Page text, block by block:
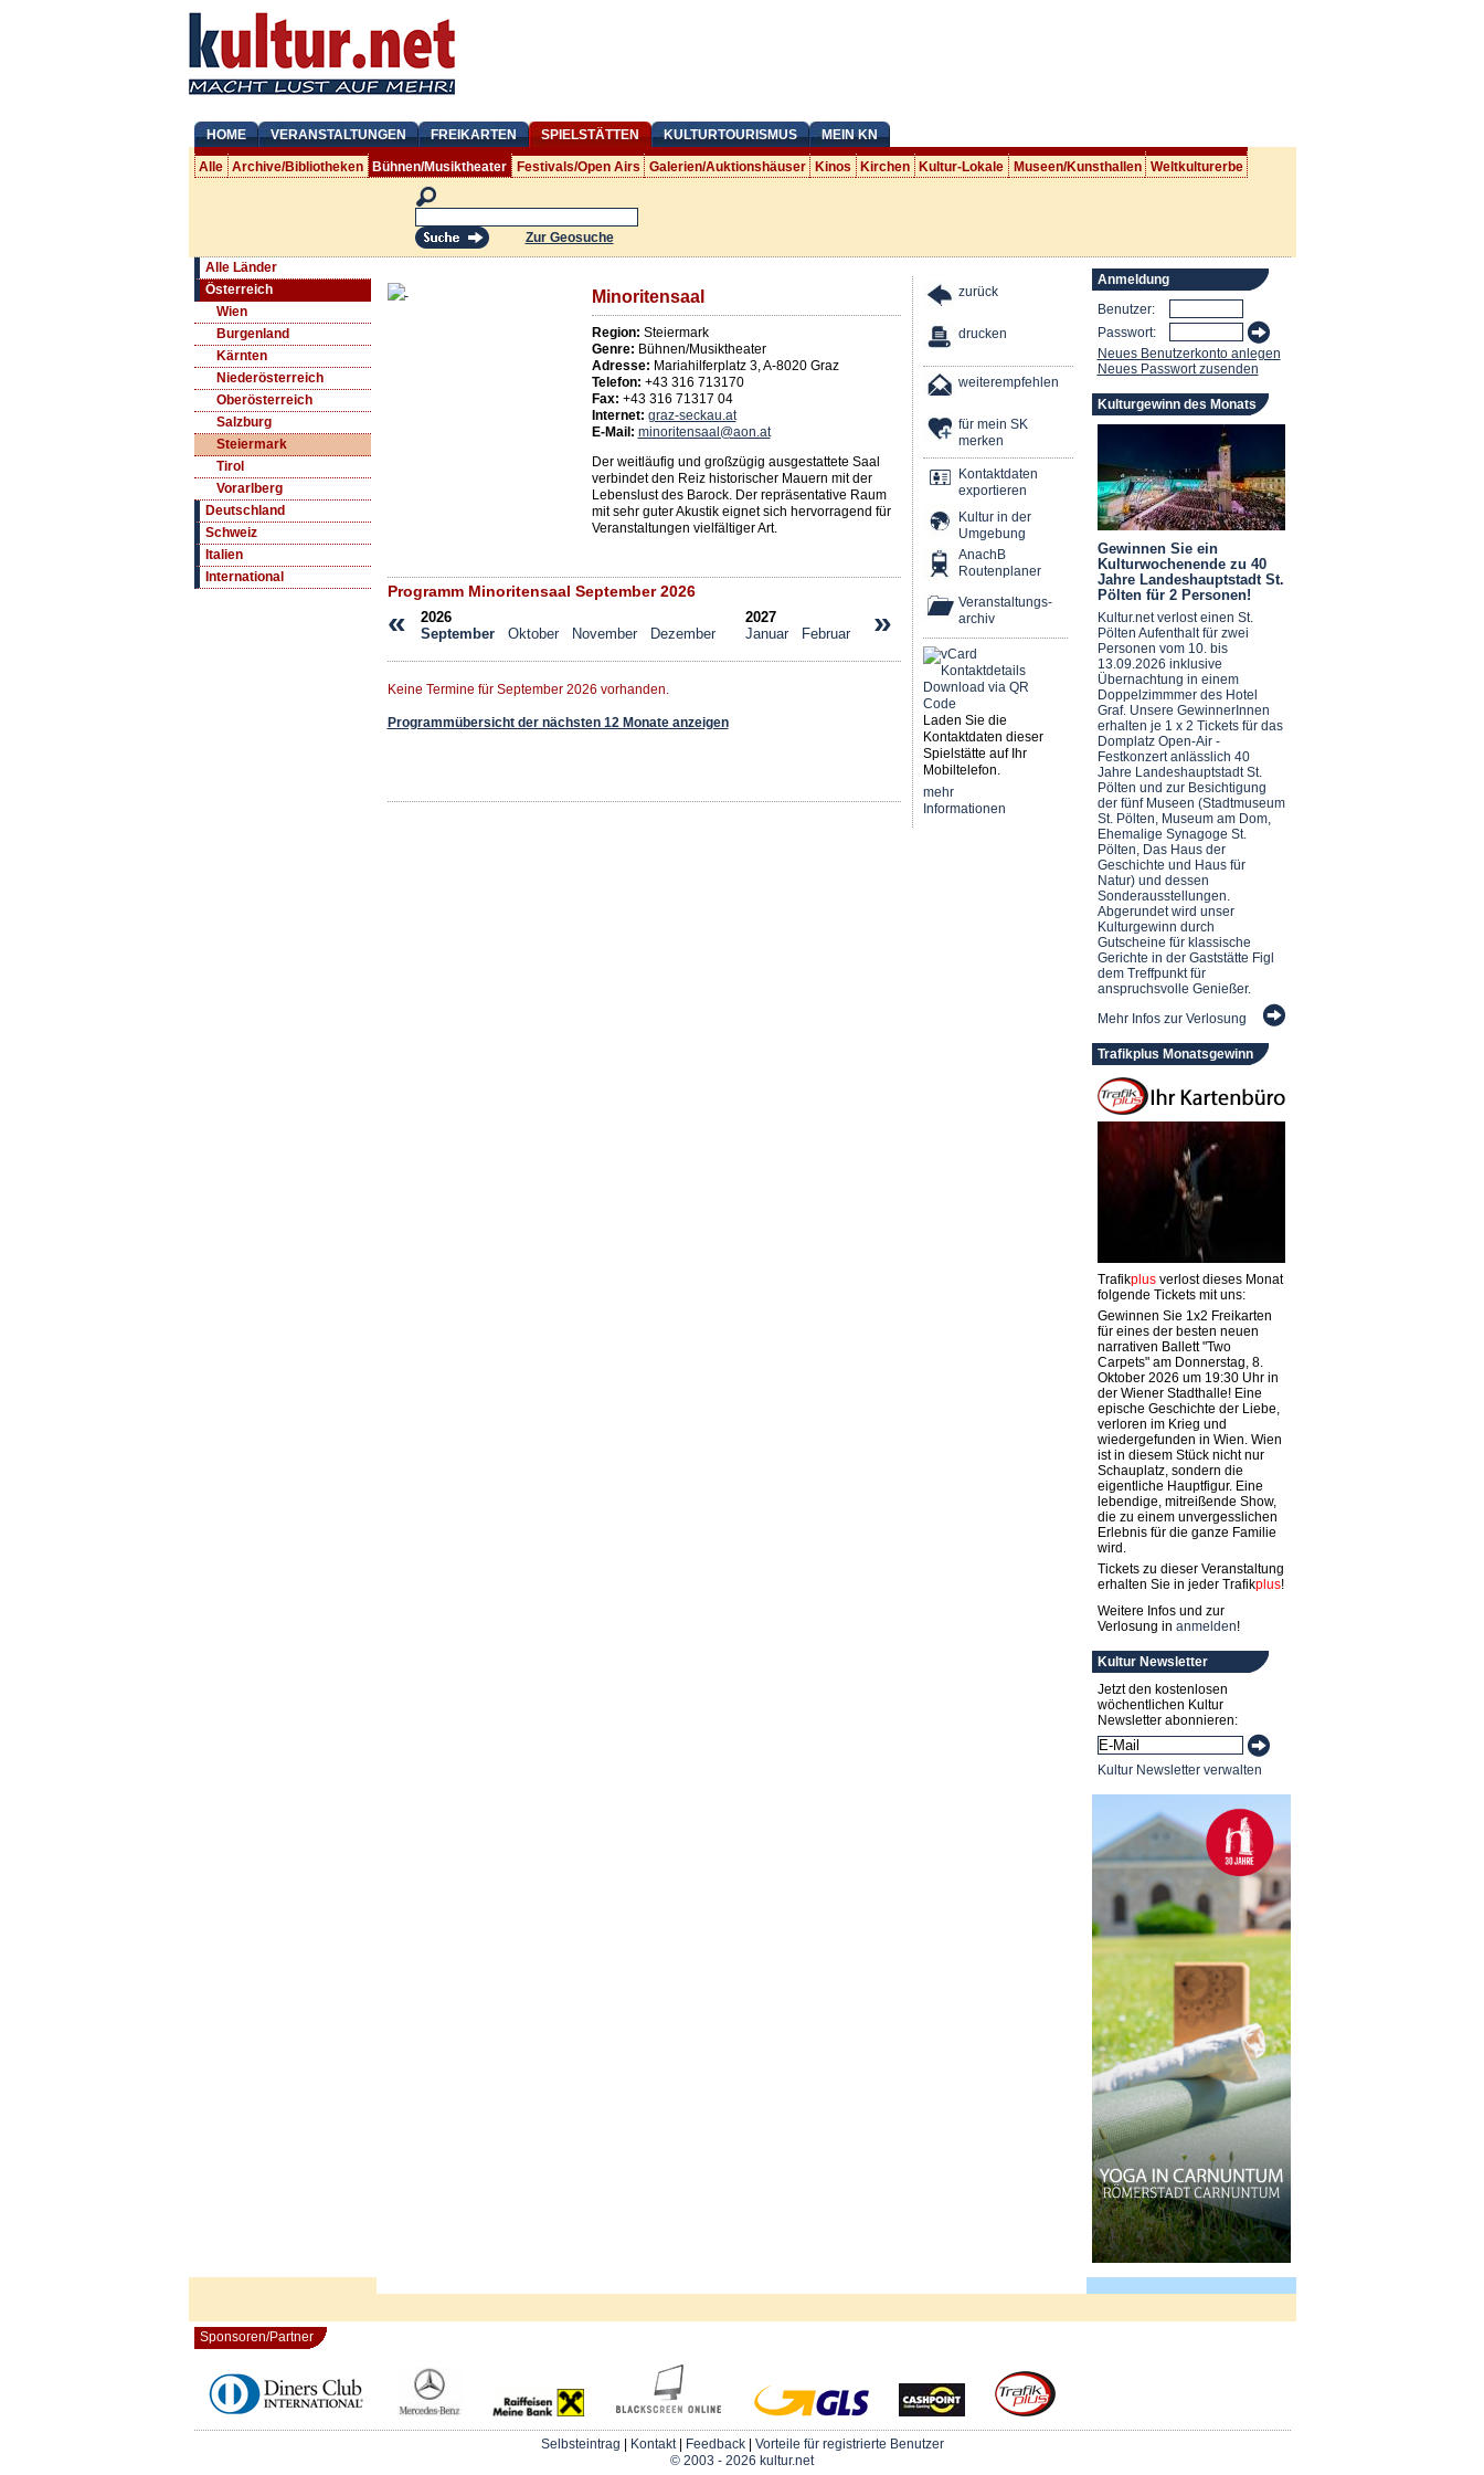
HOME VERANSTALTUNGEN FREIKARTEN SPIELSTÄTTEN KULTURTOURISMUS MEIN KN
Alle Archive/Bibliotheken Bühnen/Musiktheater Festivals/Open Airs Galerien/Auktionshäuser Kinos Kirchen Kultur-Lokale Museen/Kunsthallen Weltkulturerbe
Zur Geosuche
Alle Länder
Österreich
Wien
Burgenland
Kärnten
Niederösterreich
Oberösterreich
Salzburg
Steiermark
Tirol
Vorarlberg
Deutschland
Schweiz
Italien
International
Minoritensaal
Region: Steiermark
Genre: Bühnen/Musiktheater
Adresse: Mariahilferplatz 3,A-8020 Graz
Telefon: +43 316 713170
Fax: +43 316 71317 04
Internet: graz-seckau.at
E-Mail: minoritensaal@aon.at
Der weitläufig und großzügig ausgestattete Saal
verbindet den Reiz historischer Mauern mit der
Lebenslust des Barock. Der repräsentative Raum
mit sehr guter Akustik eignet sich hervorragend für
Veranstaltungen vielfältiger Art.
Programm Minoritensaal September 2026
« »
2026
September
Oktober November Dezember
2027
Januar
Februar
Keine Termine für September 2026 vorhanden.
Programmübersicht der nächsten 12 Monate anzeigen
zurück
drucken
weiterempfehlen
für mein SK
merken
Kontaktdaten
exportieren
Kultur in der
Umgebung
AnachB
Routenplaner
Veranstaltungs-
archiv
Laden Sie die
Kontaktdaten dieser
Spielstätte auf Ihr
Mobiltelefon.
mehr
Informationen
Anmeldung
Benutzer:
Passwort:
Neues Benutzerkonto anlegen
Neues Passwort zusenden
Kulturgewinn des Monats
Gewinnen Sie ein
Kulturwochenende zu 40
Jahre Landeshauptstadt St.
Pölten für 2 Personen!
Kultur.net verlost einen St.
Pölten Aufenthalt für zwei
Personen vom 10. bis
13.09.2026 inklusive
Übernachtung in einem
Doppelzimmmer des Hotel
Graf. Unsere GewinnerInnen
erhalten je 1 x 2 Tickets für das
Domplatz Open-Air -
Festkonzert anlässlich 40
Jahre Landeshauptstadt St.
Pölten und zur Besichtigung
der fünf Museen (Stadtmuseum
St. Pölten, Museum am Dom,
Ehemalige Synagoge St.
Pölten, Das Haus der
Geschichte und Haus für
Natur) und dessen
Sonderausstellungen.
Abgerundet wird unser
Kulturgewinn durch
Gutscheine für klassische
Gerichte in der Gaststätte Figl
dem Treffpunkt für
anspruchsvolle Genießer.
Mehr Infos zur Verlosung
Trafikplus Monatsgewinn
Trafikplusverlost dieses Monat
folgende Tickets mit uns:
Gewinnen Sie 1x2 Freikarten
für eines der besten neuen
narrativen Ballett "Two
Carpets" am Donnerstag, 8.
Oktober 2026 um 19:30 Uhr in
der Wiener Stadthalle! Eine
epische Geschichte der Liebe,
verloren im Krieg und
wiedergefunden in Wien. Wien
ist in diesem Stück nicht nur
Schauplatz, sondern die
eigentliche Hauptfigur. Eine
lebendige, mitreißende Show,
die zu einem unvergesslichen
Erlebnis für die ganze Familie
wird.
Tickets zu dieser Veranstaltung
erhalten Sie in jeder Trafikplus!
Weitere Infos und zur
Verlosung in anmelden!
Kultur Newsletter
Jetzt den kostenlosen
wöchentlichen Kultur
Newsletter abonnieren:
Kultur Newsletter verwalten
Sponsoren/Partner
Selbsteintrag Kontakt| Feedback| Vorteile für registrierte Benutzer
© 2003 - 2026 kultur.net